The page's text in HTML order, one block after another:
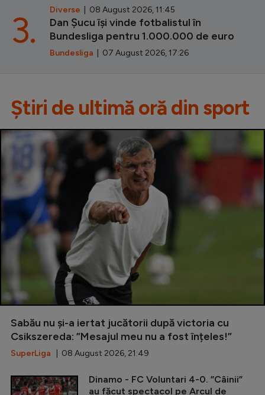
Diverse | 08 August 2026, 11:45
Dan Șucu își vinde fotbalistul în
Bundesliga pentru 1.000.000 de euro
Bundesliga | 07 August 2026, 17:26
3.
Știri de ultimă oră din sport
Sabău nu și-a iertat jucătorii după victoria cu
Csikszereda: ”Mesajul meu nu a fost înțeles!”
SuperLiga | 08 August 2026, 21:49
Dinamo - FC Voluntari 4-0. ”Câinii”
au făcut spectacol pe Arcul de